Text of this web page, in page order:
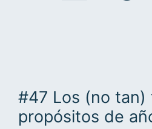
#47 Los (no tan)
propósitos de